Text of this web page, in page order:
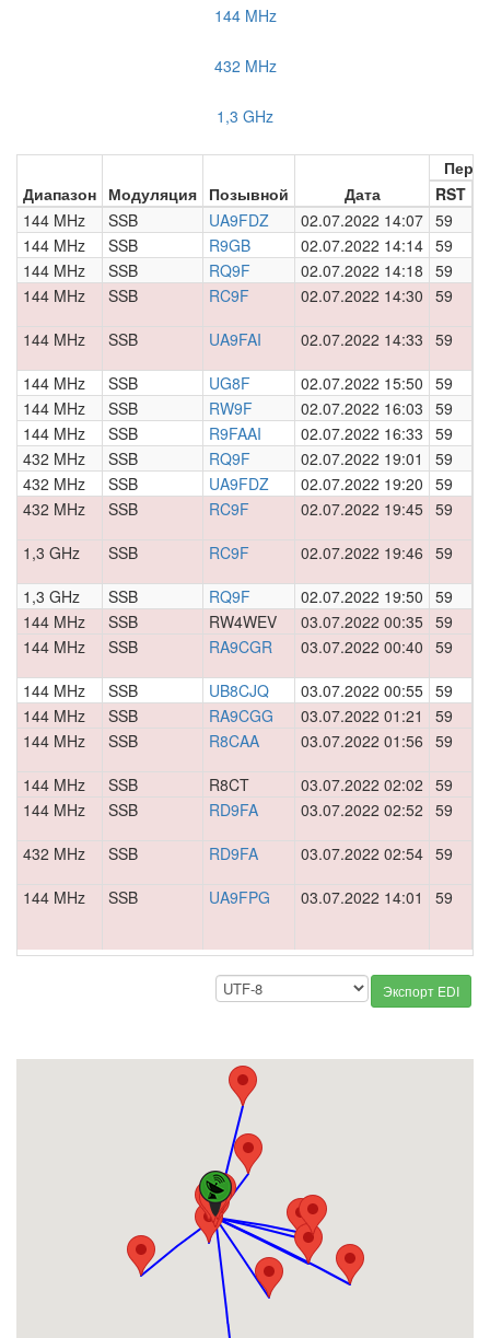
144 MHz
432 MHz
1,3 GHz
Диапазон Модуляция Позывной Дата
RST
144 MHz
SSB UA9FDZ 02.07.2022 14:07 59
144 MHz
SSB R9GB 02.07.2022 14:14 59
144 MHz
SSB RQ9F 02.07.2022 14:18 59
144 MHz
SSB RC9F 02.07.2022 14:30 59
144 MHz
SSB UA9FAI 02.07.2022 14:33 59
144 MHz
SSB UG8F 02.07.2022 15:50 59
144 MHz
SSB RW9F 02.07.2022 16:03 59
144 MHz
SSB R9FAAI 02.07.2022 16:33 59
432 MHz
SSB RQ9F 02.07.2022 19:01 59
432 MHz
SSB UA9FDZ 02.07.2022 19:20 59
432 MHz
SSB RC9F 02.07.2022 19:45 59
1,3 GHz
SSB RC9F 02.07.2022 19:46 59
1,3 GHz
SSB RQ9F 02.07.2022 19:50 59
144 MHz
SSB RW4WEV 03.07.2022 00:35 59
144 MHz
SSB RA9CGR 03.07.2022 00:40 59
144 MHz
SSB UB8CJQ 03.07.2022 00:55 59
144 MHz
SSB RA9CGG 03.07.2022 01:21 59
144 MHz
SSB R8CAA 03.07.2022 01:56 59
144 MHz
SSB R8CT 03.07.2022 02:02 59
144 MHz
SSB RD9FA 03.07.2022 02:52 59
432 MHz
SSB RD9FA 03.07.2022 02:54 59
144 MHz
SSB UA9FPG 03.07.2022 14:01 59
Экспорт EDI